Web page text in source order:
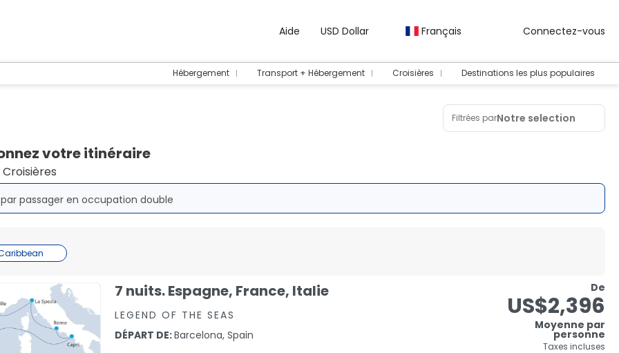
Aide USD Dollar Français Connectez-vous
Hébergement Transport + Hébergement Croisières Destinations les plus populaires
Filtrées parNotre selection
votre itinéraire
par passager en occupation double
7 nuits. Espagne, France, Italie
LEGEND OF THE SEAS
DÉPART DE:Barcelona, Spain
De
US$2,396
Moyenne par
personne
Taxes incluses